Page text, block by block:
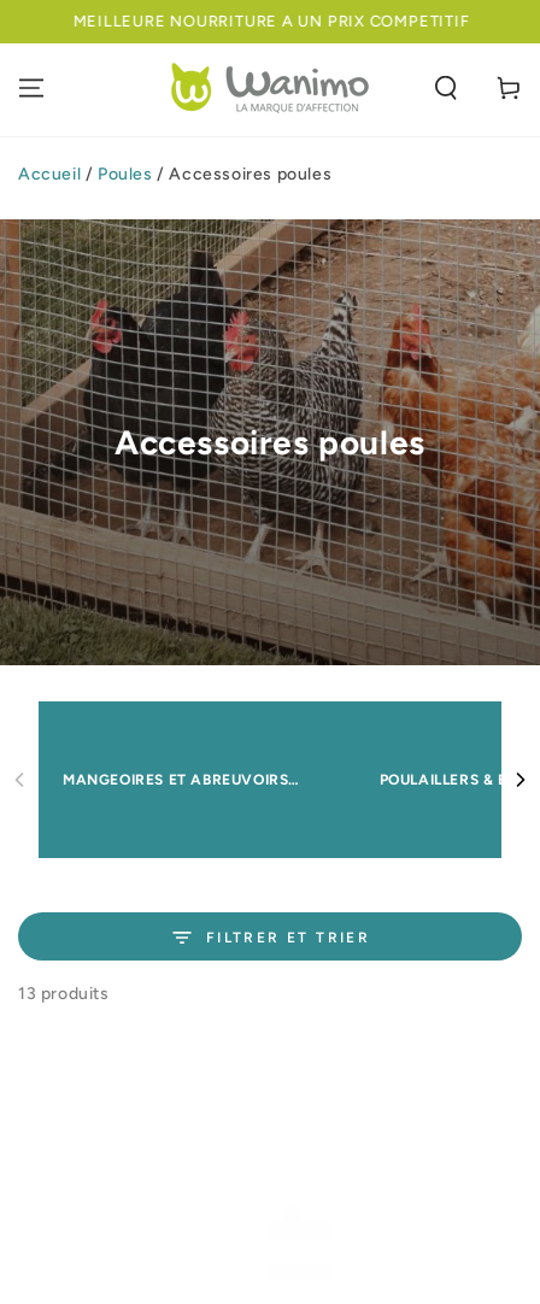
IGNORER LE
BIENVENUE
A UN PRIX COMPETITIF
Panier
Accueil / Poules / Accessoires poules
Accessoires poules
MANGEOIRES ET ABREUVOIRS POUR POULES POULAILLERS &
FILTRER ET TRIER
13 produits